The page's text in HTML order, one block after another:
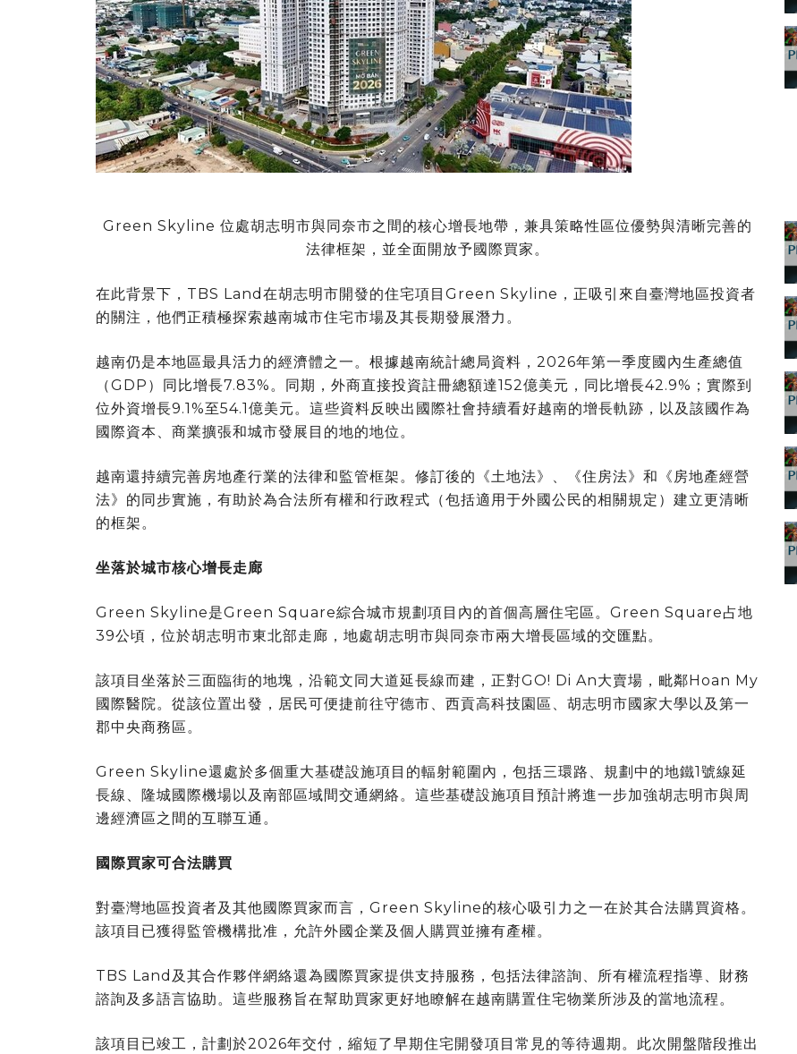
Green Skyline 位處胡志明市與同奈市之間的核心增長地帶，兼具策略性區位優勢與清晰完善的
法律框架，並全面開放予國際買家。
在此背景下，TBS Land在胡志明市開發的住宅項目Green Skyline，正吸引來自臺灣地區投資者
的關注，他們正積極探索越南城市住宅市場及其長期發展潛力。
越南仍是本地區最具活力的經濟體之一。根據越南統計總局資料，2026年第一季度國內生產總值
（GDP）同比增長7.83%。同期，外商直接投資註冊總額達152億美元，同比增長42.9%；實際到
位外資增長9.1%至54.1億美元。這些資料反映出國際社會持續看好越南的增長軌跡，以及該國作為
國際資本、商業擴張和城市發展目的地的地位。
越南還持續完善房地產行業的法律和監管框架。修訂後的《土地法》、《住房法》和《房地產經營
法》的同步實施，有助於為合法所有權和行政程式（包括適用于外國公民的相關規定）建立更清晰
的框架。
坐落於城市核心增長走廊
Green Skyline是Green Square綜合城市規劃項目內的首個高層住宅區。Green Square占地
39公頃，位於胡志明市東北部走廊，地處胡志明市與同奈市兩大增長區域的交匯點。
該項目坐落於三面臨街的地塊，沿範文同大道延長線而建，正對GO! Di An大賣場，毗鄰Hoan My
國際醫院。從該位置出發，居民可便捷前往守德市、西貢高科技園區、胡志明市國家大學以及第一
郡中央商務區。
Green Skyline還處於多個重大基礎設施項目的輻射範圍內，包括三環路、規劃中的地鐵1號線延
長線、隆城國際機場以及南部區域間交通網絡。這些基礎設施項目預計將進一步加強胡志明市與周
邊經濟區之間的互聯互通。
國際買家可合法購買
對臺灣地區投資者及其他國際買家而言，Green Skyline的核心吸引力之一在於其合法購買資格。
該項目已獲得監管機構批准，允許外國企業及個人購買並擁有產權。
TBS Land及其合作夥伴網絡還為國際買家提供支持服務，包括法律諮詢、所有權流程指導、財務
諮詢及多語言協助。這些服務旨在幫助買家更好地瞭解在越南購置住宅物業所涉及的當地流程。
該項目已竣工，計劃於2026年交付，縮短了早期住宅開發項目常見的等待週期。此次開盤階段推出